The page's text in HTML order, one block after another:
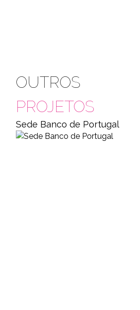
OUTROS
PROJETOS
Sede Banco de Portugal